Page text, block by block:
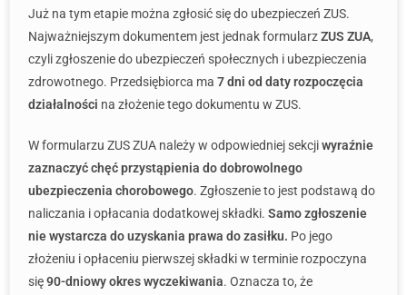
Już na tym etapie można zgłosić się do ubezpieczeń ZUS.
Najważniejszym dokumentem jest jednak formularzZUS ZUA,
czyli zgłoszenie do ubezpieczeń społecznych i ubezpieczenia
zdrowotnego. Przedsiębiorca ma 7 dni od daty rozpoczęcia
działalności na złożenie tego dokumentu w ZUS.
W formularzu ZUS ZUA należy w odpowiedniej sekcjiwyraźnie
zaznaczyć chęć przystąpienia do dobrowolnego
ubezpieczenia chorobowego. Zgłoszenie to jest podstawą do
naliczania i opłacania dodatkowej składki. Samo zgłoszenie
nie wystarcza do uzyskania prawa do zasiłku. Po jego
złożeniu i opłaceniu pierwszej składki w terminie rozpoczyna
się90-dniowy okres wyczekiwania. Oznacza to, że